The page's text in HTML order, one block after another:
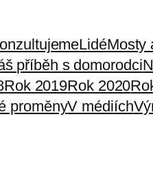
LidéMosty
příběh s domorodci
Rok 2019Rok 2020
proměnyV médiích